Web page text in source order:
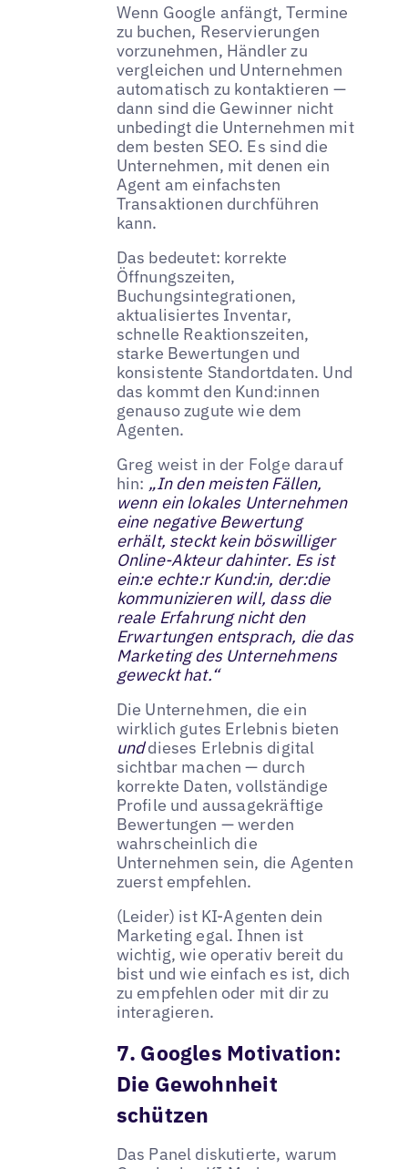
Wenn Google anfängt, Termine
zu buchen, Reservierungen
vorzunehmen, Händler zu
vergleichen und Unternehmen
automatisch zu kontaktieren —
dann sind die Gewinner nicht
unbedingt die Unternehmen mit
dem besten SEO. Es sind die
Unternehmen, mit denen ein
Agent am einfachsten
Transaktionen durchführen
kann.
Das bedeutet: korrekte
Öffnungszeiten,
Buchungsintegrationen,
aktualisiertes Inventar,
schnelle Reaktionszeiten,
starke Bewertungen und
konsistente Standortdaten. Und
das kommt den Kund:innen
genauso zugute wie dem
Agenten.
Greg weist in der Folge darauf
hin: „In den meisten Fällen,
wenn ein lokales Unternehmen
eine negative Bewertung
erhält, steckt kein böswilliger
Online-Akteur dahinter. Es ist
ein:e echte:r Kund:in, der:die
kommunizieren will, dass die
reale Erfahrung nicht den
Erwartungen entsprach, die das
Marketing des Unternehmens
geweckt hat.“
Die Unternehmen, die ein
wirklich gutes Erlebnis bieten
unddieses Erlebnis digital
sichtbar machen — durch
korrekte Daten, vollständige
Profile und aussagekräftige
Bewertungen — werden
wahrscheinlich die
Unternehmen sein, die Agenten
zuerst empfehlen.
(Leider) ist KI-Agenten dein
Marketing egal. Ihnen ist
wichtig, wie operativ bereit du
bist und wie einfach es ist, dich
zu empfehlen oder mit dir zu
interagieren.
7. Googles Motivation:
Die Gewohnheit
schützen
Das Panel diskutierte, warum